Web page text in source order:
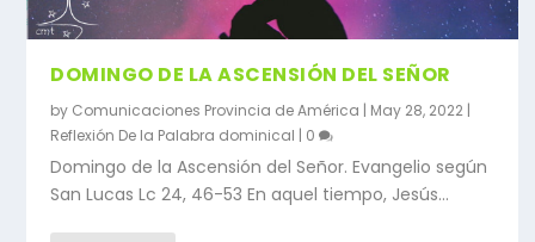
DOMINGO DE LA ASCENSIÓN DEL SEÑOR
by Comunicaciones Provincia de América | May 28, 2022 |
Reflexión De la Palabra dominical | 0
Domingo de la Ascensión del Señor. Evangelio según
San Lucas Lc 24, 46-53 En aquel tiempo, Jesús...